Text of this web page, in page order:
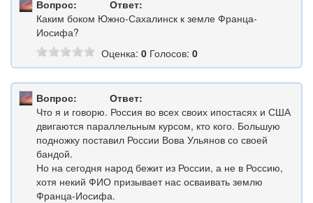
Вопрос:
Ответ:
Каким боком Южно-Сахалинск к земле Франца-
Иосифа?
Оценка: 0 Голосов: 0
Вопрос:
Ответ:
Что я и говорю. Россия во всех своих ипостасях и США
двигаются параллельным курсом, кто кого. Большую
подножку поставил России Вова Ульянов со своей
бандой.
Но на сегодня народ бежит из России, а не в Россию,
хотя некий ФИО призывает нас осваивать землю
Франца-Иосифа.